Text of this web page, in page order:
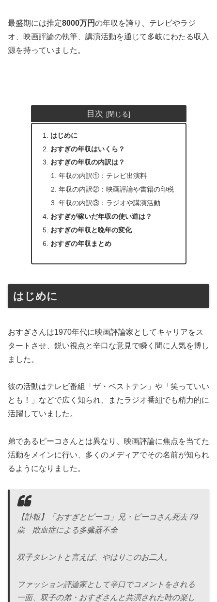
最盛期には推定8000万円の年収を誇り、テレビやラジ
オ、映画評論の執筆、講演活動を通じて多岐にわたる収入
源を持っていました。
目次
はじめに
おすぎの年収はいくら？
おすぎの年収の内訳は？
年収の内訳①：テレビ出演料
年収の内訳②：映画評論や書籍の印税
年収の内訳③：ラジオや講演活動
おすぎが稼いだ年収の使い道は？
おすぎの年収と晩年の変化
おすぎの年収まとめ
はじめに
おすぎさんは1970年代に映画評論家としてキャリアをス
タートさせ、鋭い視点と辛口な意見で瞬く間に人気を博し
ました。
彼の活動はテレビ番組「ザ・ベストテン」や「笑っていい
とも！」などで広く知られ、またラジオ番組でも精力的に
活躍していました。
弟であるピーコさんとは異なり、映画評論に焦点を当てた
活動をメインに行い、多くのメディアでその名前が知られ
るようになりました。
【訃報】「おすぎとピーコ」兄・ピーコさん死去 79
歳 敗血症による多臓器不全
双子タレントと言えば、やはりこのお二人。
ファッション評論家として辛口でコメントをされる
一面、双子の弟・おすぎさんと共演された時の楽し